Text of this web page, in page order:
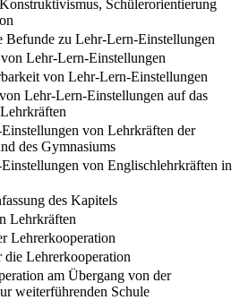
Schülerorientierung
Befunde zu Lehr-Lern-Einstellungen
Lehr-Lern-Einstellungen
von Lehr-Lern-Einstellungen
Lehr-Lern-Einstellungen auf das
von Lehrkräften der
des Gymnasiums
von Englischlehrkräften in
des Kapitels
Lehrkräften
Lehrerkooperation
die Lehrerkooperation
am Übergang von der
weiterführenden Schule